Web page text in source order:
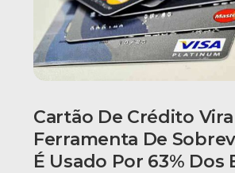
Cartão De Crédito Vira
Ferramenta De
É Usado Por 63% Dos